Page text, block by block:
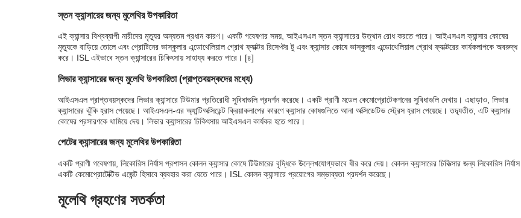
স্তন ক্যান্সারের জন্য মুলেথির উপকারিতা
এই ক্যান্সার বিশ্বব্যাপী নারীদের মৃত্যুর অন্যতম প্রধান কারণ। একটি গবেষণার সময়, আইএসএল স্তন ক্যান্সারের উত্থান রোধ করতে পারে। আইএসএল ক্যান্সার কোষের
মৃত্যুকে বাড়িয়ে তোলে এবং প্রোটিনের ভাস্কুলার এন্ডোথেলিয়াল গ্রোথ ফ্যাক্টর রিসেপ্টর টু এবং ক্যান্সার কোষে ভাস্কুলার এন্ডোথেলিয়াল গ্রোথ ফ্যাক্টরের কার্যকলাপকে অবরুদ্ধ
করে। ISL এইভাবে স্তন ক্যান্সারের চিকিৎসায় সাহায্য করতে পারে। [৪]
লিভার ক্যান্সারের জন্য মুলেথি উপকারিতা (প্রাপ্তবয়স্কদের মধ্যে)
আইএসএল প্রাপ্তবয়স্কদের লিভার ক্যান্সারে টিউমার প্রতিরোধী সুবিধাগুলি প্রদর্শন করেছে। একটি প্রাণী মডেল কেমোপ্রোটেকশনের সুবিধাগুলি দেখায়। এছাড়াও, লিভার
ক্যান্সারের ঝুঁকি হ্রাস পেয়েছে। আইএসএল-এর অ্যান্টিঅক্সিডেন্ট ক্রিয়াকলাপের কারণে ক্যান্সার কোষগুলিতে আনা অক্সিডেটিভ স্ট্রেস হ্রাস পেয়েছে। তদ্ব্যতীত, এটি ক্যান্সার
কোষের প্রসারণকে থামিয়ে দেয়। লিভার ক্যান্সারের চিকিৎসায় আইএসএল কার্যকর হতে পারে।
পেটের ক্যান্সারের জন্য মুলেথির উপকারিতা
একটি প্রাণী গবেষণায়, লিকোরিস নির্যাস প্রশাসন কোলন ক্যান্সার কোষে টিউমারের বৃদ্ধিকে উল্লেখযোগ্যভাবে ধীর করে দেয়। কোলন ক্যান্সারের চিকিত্সার জন্য লিকোরিস নির্যাস
একটি কেমোপ্রোটেক্টিভ এজেন্ট হিসাবে ব্যবহার করা যেতে পারে। ISL কোলন ক্যান্সারে প্রয়োগের সম্ভাব্যতা প্রদর্শন করেছে।
মূলেথি গ্রহণের সতর্কতা